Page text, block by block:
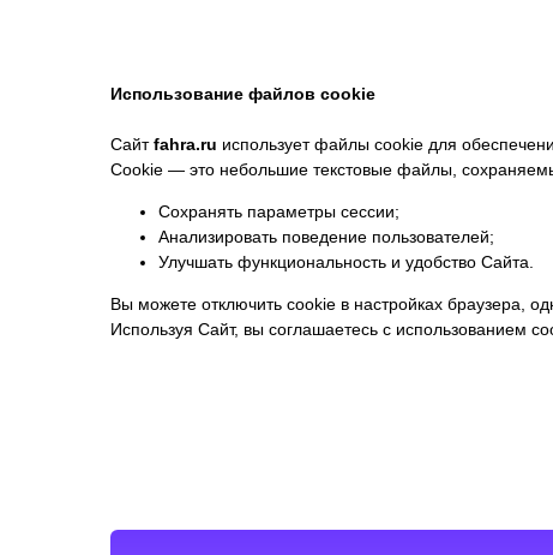
Использование файлов cookie
Сайтfahra.ru использует файлы cookie для
Cookie — это небольшие текстовые файлы,
Сохранять параметры сессии;
Анализировать поведение пользователей;
Улучшать функциональность и удобство Сайта.
Вы можете отключить cookie в настройках браузера,
Используя Сайт, вы соглашаетесь с использованием